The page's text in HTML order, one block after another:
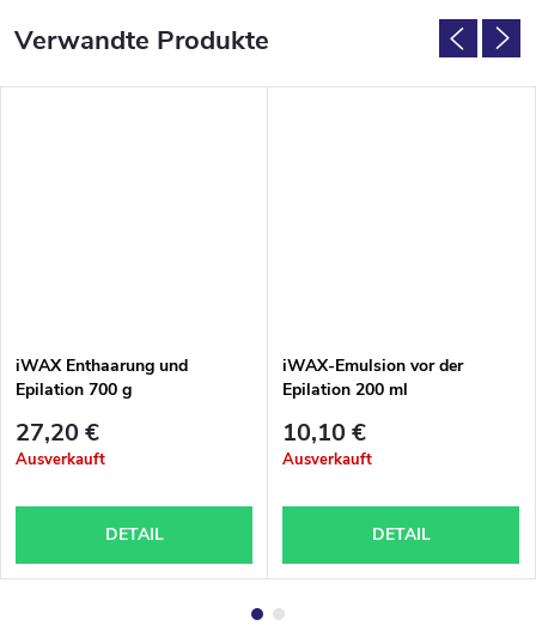
Verwandte Produkte
iWAX Enthaarung und
Epilation 700 g
27,20 €
Ausverkauft
DETAIL
iWAX-Emulsion vor der
Epilation 200 ml
10,10 €
Ausverkauft
DETAIL